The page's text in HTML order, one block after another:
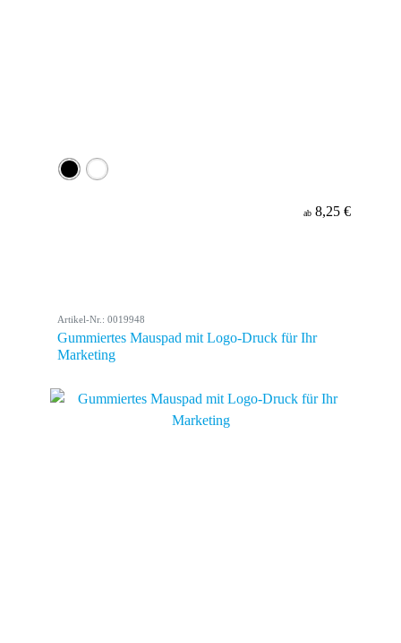
ab 8,25 €
Artikel-Nr.: 0019948
Gummiertes Mauspad mit Logo-Druck für Ihr
Marketing